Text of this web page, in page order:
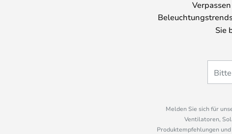
Sie
Melden Sie sich für
Ventilatoren,
Produktempfehlungen